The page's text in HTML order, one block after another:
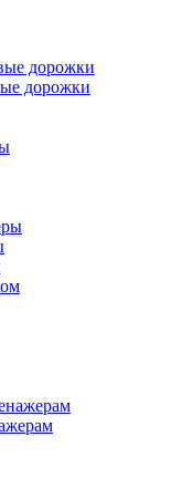
дорожки
дорожки